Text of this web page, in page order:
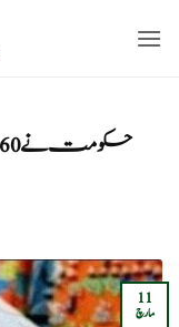
11
مارچ